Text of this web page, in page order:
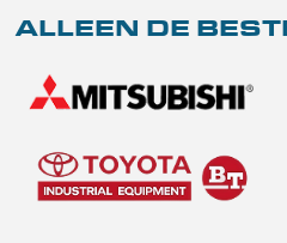
ALLEEN DE